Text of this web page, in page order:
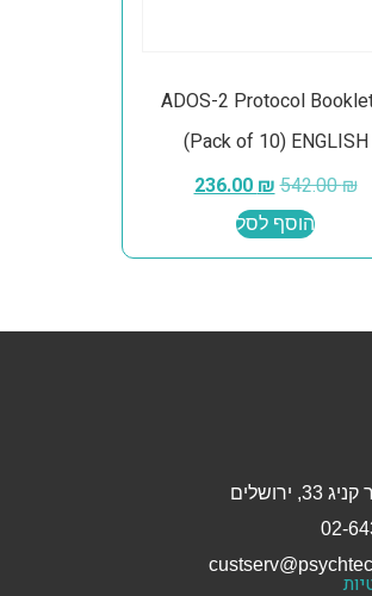
ADOS-2 Protocol
(Pack of 10) ENGLISH
542.00₪
236.00₪
הוסף לסל
ירושלים